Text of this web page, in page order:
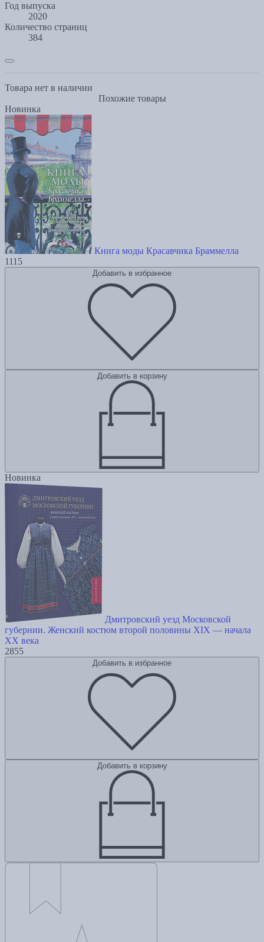
Год выпуска
2020
Количество страниц
384
Товара нет в наличии
Похожие товары
Новинка
Книга моды Красавчика Браммелла
1115
Добавить в избранное
Добавить в корзину
Новинка
Дмитровский уезд Московской
губернии. Женский костюм второй половины XIX — начала
XX века
2855
Добавить в избранное
Добавить в корзину